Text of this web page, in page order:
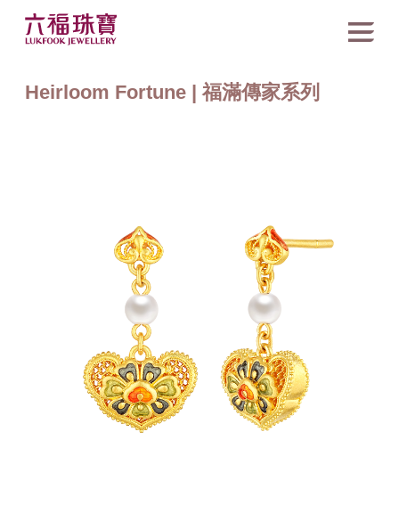
Heirloom Fortune | 福滿傳家系列